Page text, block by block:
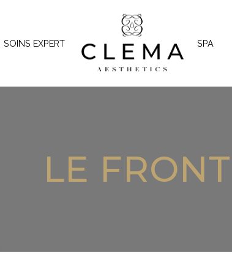
SOINS EXPERT SPA
LE FRONT